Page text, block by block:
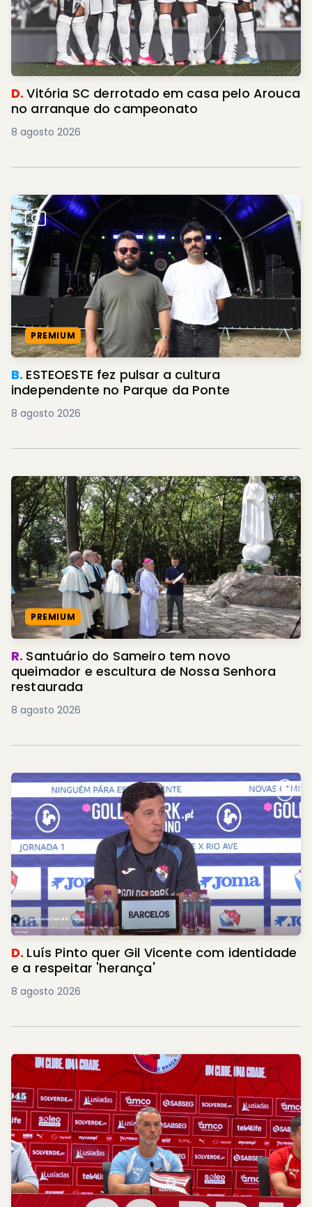
D.Vitória SC derrotado em casa pelo Arouca
no arranque do campeonato
8 agosto 2026
PREMIUM
B. ESTEOESTE fez pulsar a cultura
independente no Parque da Ponte
8 agosto 2026
PREMIUM
R. Santuário do Sameiro tem novo
queimador e escultura de Nossa Senhora
restaurada
8 agosto 2026
D. Luís Pinto quer Gil Vicente com identidade
e a respeitar 'herança'
8 agosto 2026